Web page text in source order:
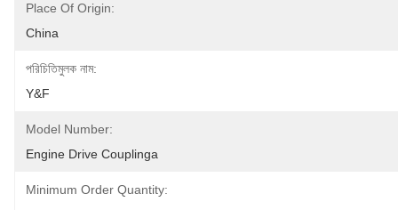
Place Of Origin:
China
পরিচিতিমুলক নাম:
Y&F
Model Number:
Engine Drive Couplinga
Minimum Order Quantity: